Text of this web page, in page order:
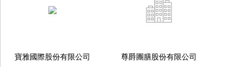
寶雅國際股份有限公司 尊爵團膳股份有限公司